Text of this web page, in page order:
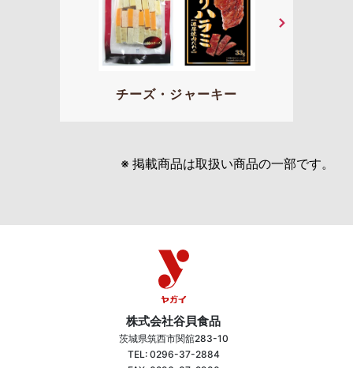
チーズ・ジャーキー
※ 掲載商品は取扱い商品の一部です。
株式会社谷貝食品
茨城県筑西市関舘283-10
TEL: 0296-37-2884